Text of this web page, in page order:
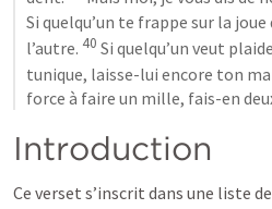
Si quelqu’un te frappe sur la
l’autre. 40 Si quelqu’un veut
tunique, laisse-lui encore ton
force à faire un mille, fais-en
Introduction
Ce verset s’inscrit dans une liste